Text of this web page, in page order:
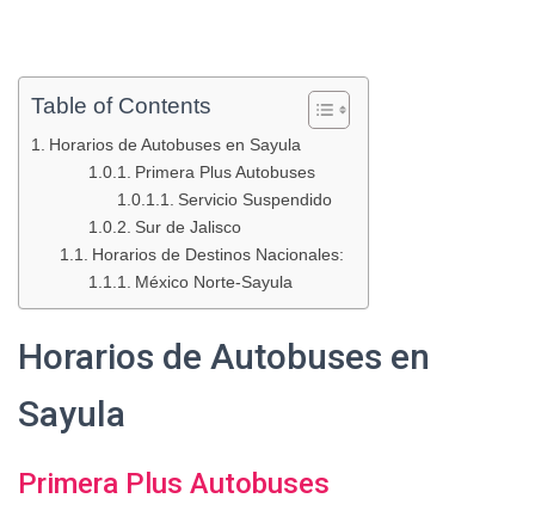
Table of Contents
Horarios de Autobuses en Sayula
Primera Plus Autobuses
Servicio Suspendido
Sur de Jalisco
Horarios de Destinos Nacionales:
México Norte-Sayula
Horarios de Autobuses en
Sayula
Primera Plus Autobuses